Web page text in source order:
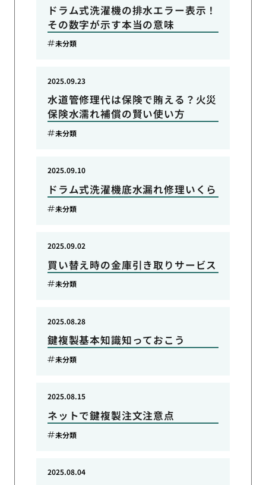
ドラム式洗濯機の排水エラー表示！
その数字が示す本当の意味
未分類
水道管修理代は保険で賄える？火災
保険水濡れ補償の賢い使い方
2025.09.23
未分類
ドラム式洗濯機底水漏れ修理いくら
2025.09.10
未分類
買い替え時の金庫引き取りサービス
2025.09.02
未分類
鍵複製基本知識知っておこう
2025.08.28
未分類
ネットで鍵複製注文注意点
2025.08.15
未分類
2025.08.04